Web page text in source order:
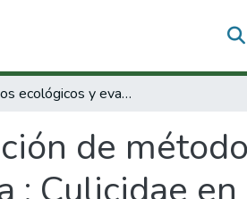
Aspectos ecológicos y evaluación de métodos de control del Culicoides pachymerus Diptera : Culicidae en el piedemonte del valle del Magdalena medio del departamento de Boyacá.
de